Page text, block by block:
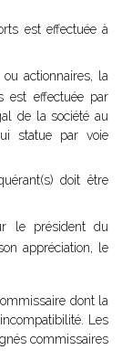
est effectuée à
actionnaires, la
est effectuée par
de la société au
statue par voie
doit être
le président du
appréciation, le
dont la
Les
commissaires